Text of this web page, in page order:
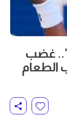
غضب
الطعام